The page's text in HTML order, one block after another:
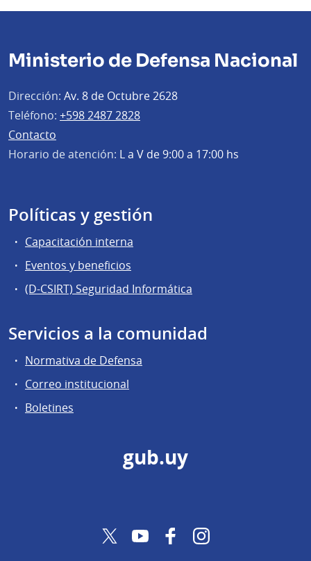
Ministerio de Defensa Nacional
Dirección: Av. 8 de Octubre 2628
Teléfono: +598 2487 2828
Contacto
Horario de atención: L a V de 9:00 a 17:00 hs
Políticas y gestión
Capacitación interna
Eventos y beneficios
(D-CSIRT) Seguridad Informática
Servicios a la comunidad
Normativa de Defensa
Correo institucional
Boletines
gub.uy
TwitterYouTubeFacebookInstagram